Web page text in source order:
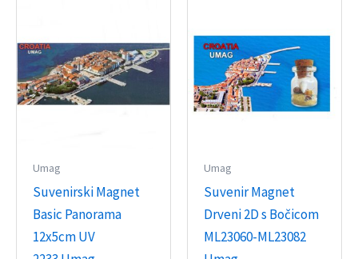
Umag
Suvenirski Magnet
Basic Panorama
12x5cm UV
Umag
Suvenir Magnet
Drveni 2D s Bočicom
ML23060-ML23082